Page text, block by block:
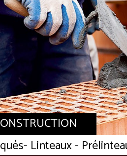
- Linteaux -